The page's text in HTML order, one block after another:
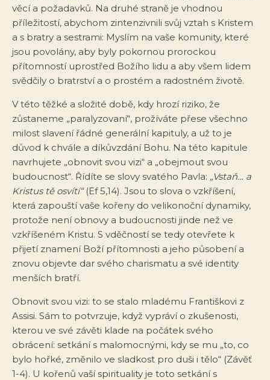
věcí a požadavků. Na druhé straně je vhodnou
příležitostí, abychom zintenzivnili svůj vztah s Kristem
a s bratry a sestrami: Myslím na vaše komunity, které
jsou povolány, aby byly pokornou prorockou
přítomností uprostřed Božího lidu a aby všem lidem
svědčily o bratrství a o prostém a radostném životě.
V této těžké a složité době, kdy hrozí riziko, že
zůstaneme „paralyzovaní“, prožíváte přese všechno
milost slavení řádné generální kapituly, a už to je
důvod k chvále a díkůvzdání Bohu. Na této kapitule
navrhujete „obnovit svou vizi“ a „obejmout svou
budoucnost“. Řídíte se slovy svatého Pavla: „Vstaň… a
Kristus tě osvítí“(Ef 5,14). Jsou to slova o vzkříšení,
která zapouští vaše kořeny do velikonoční dynamiky,
protože není obnovy a budoucnosti jinde než ve
vzkříšeném Kristu. S vděčností se tedy otevřete k
přijetí znamení Boží přítomnosti a jeho působení a
znovu objevte dar svého charismatu a své identity
menších bratří.
Obnovit svou vizi: to se stalo mladému Františkovi z
Assisi. Sám to potvrzuje, když vypráví o zkušenosti,
kterou ve své závěti klade na počátek svého
obrácení: setkání s malomocnými, kdy se mu „to, co
bylo hořké, změnilo ve sladkost pro duši i tělo“ (Závěť
1-4). U kořenů vaší spirituality je toto setkání s